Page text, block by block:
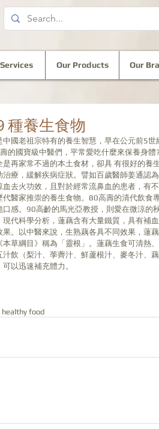
Our Products Our
種養生食物
國老祖宗特有的養生智慧，早在公元前5
的國寶級中醫們，平常愛吃什麼來保養身
再家常不過的本土食材，卻具 有很好的養
治療，緩解疾病症狀。譬如百歲醫師姜通認
去火功效，且對於經常流鼻血的患者，有
醫家推崇的養生食物。80高壽的清代飲食
口感。90高齡的馬光亞教授，則愛在微涼的
代科學分析，蓮藕含有大量鐵質，具有補
果。以中醫來說，生熟藕各具不同效果，蓮
草綱目》稱為「靈根」。蓮藕生食可清熱
飲（梨汁、荸薺汁、鮮蘆根汁、麥冬汁、
以迅速補充體力。
food